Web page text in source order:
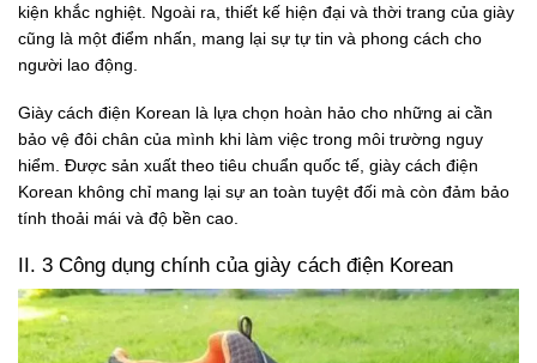
kiện khắc nghiệt. Ngoài ra, thiết kế hiện đại và thời trang của giày
cũng là một điểm nhấn, mang lại sự tự tin và phong cách cho
người lao động.
Giày cách điện Korean là lựa chọn hoàn hảo cho những ai cần
bảo vệ đôi chân của mình khi làm việc trong môi trường nguy
hiểm. Được sản xuất theo tiêu chuẩn quốc tế, giày cách điện
Korean không chỉ mang lại sự an toàn tuyệt đối mà còn đảm bảo
tính thoải mái và độ bền cao.
II. 3 Công dụng chính của giày cách điện Korean